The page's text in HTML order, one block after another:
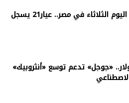
سعر الذهب اليوم الثلاثاء في مصر.. عيار21 يسجل
دولار.. «جوجل» تدعم توسع «أنثروبيك»